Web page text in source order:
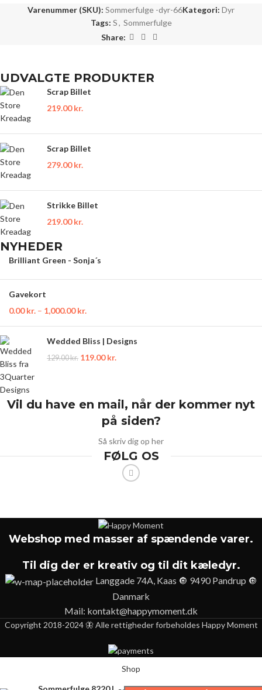
Varenummer (SKU): Sommerfulge -dyr-66Kategori: Dyr
Tags: S, Sommerfulge
Share:
UDVALGTE PRODUKTER
Scrap Billet
219.00kr.
Scrap Billet
279.00kr.
Strikke Billet
219.00kr.
NYHEDER
Brilliant Green - Sonja´s
Gavekort
0.00kr. – 1,000.00kr.
Wedded Bliss | Designs
129.00kr. 119.00kr.
Vil du have en mail, når der kommer nyt
på siden?
Så skriv dig op her
FØLG OS
Webshop med masser af spændende varer.
Til dig der er kreativ og til dit kæledyr.
Langgade 74A, Kaas 🔘 9490 Pandrup 🔘
Danmark
Mail: kontakt@happymoment.dk
Copyright 2018-2024 🦋 Alle rettigheder forbeholdes Happy Moment
Shop